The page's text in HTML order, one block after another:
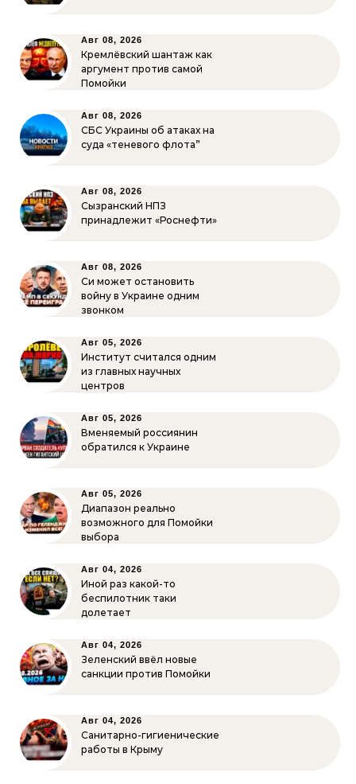
Авг 08, 2026
Кремлёвский шантаж как
аргумент против самой
Помойки
Авг 08, 2026
СБС Украины об атаках на
суда «теневого флота”
Авг 08, 2026
Сызранский НПЗ
принадлежит «Роснефти»
Авг 08, 2026
Си может остановить
войну в Украине одним
звонком
Авг 05, 2026
Институт считался одним
из главных научных
центров
Авг 05, 2026
Вменяемый россиянин
обратился к Украине
Авг 05, 2026
Диапазон реально
возможного для Помойки
выбора
Авг 04, 2026
Иной раз какой-то
беспилотник таки
долетает
Авг 04, 2026
Зеленский ввёл новые
санкции против Помойки
Авг 04, 2026
Санитарно-гигиенические
работы в Крыму